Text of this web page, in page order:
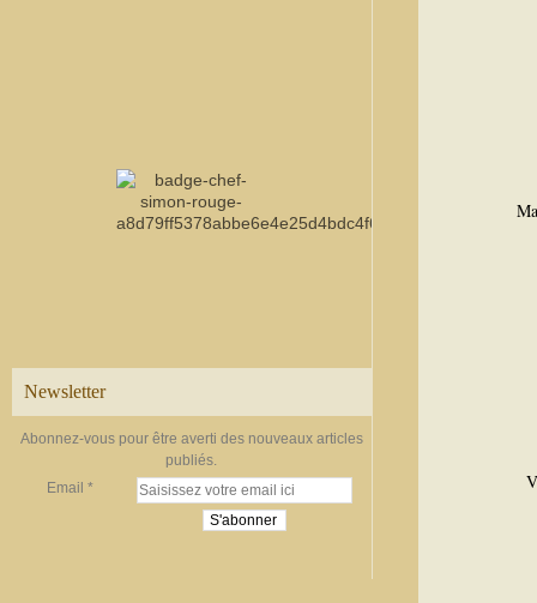
Newsletter
Abonnez-vous pour être averti des nouveaux articles
publiés.
Email